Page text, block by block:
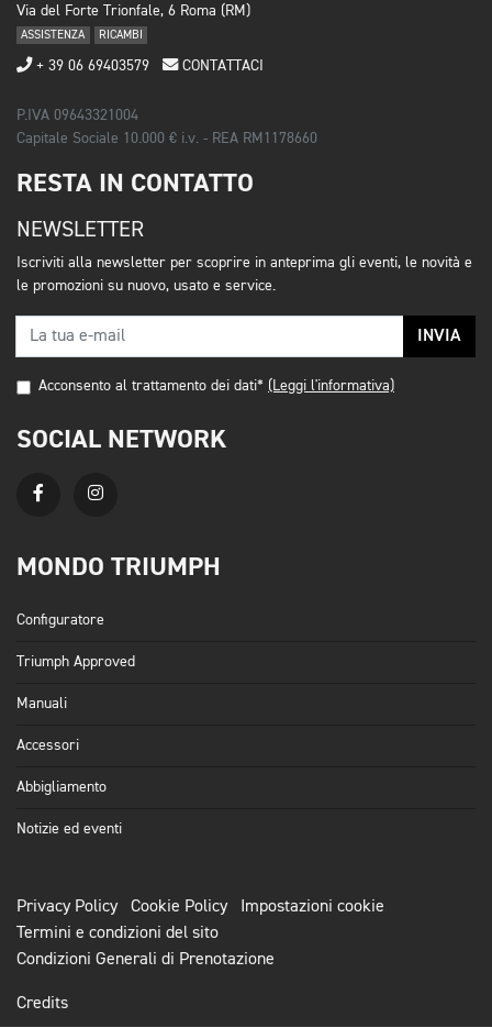
Via del Forte Trionfale, 6 Roma (RM)
ASSISTENZA RICAMBI
+ 39 06 69403579 CONTATTACI
P.IVA 09643321004
Capitale Sociale 10.000 € i.v. - REA RM1178660
RESTA IN CONTATTO
NEWSLETTER
Iscriviti alla newsletter per scoprire in anteprima gli eventi, le novità e
le promozioni su nuovo, usato e service.
INVIA
Acconsento al trattamento dei dati* (Leggi l'informativa)
SOCIAL NETWORK
MONDO TRIUMPH
Configuratore
Triumph Approved
Manuali
Accessori
Abbigliamento
Notizie ed eventi
Privacy Policy Cookie Policy
Impostazioni cookie
Termini e condizioni del sito
Condizioni Generali di Prenotazione
Credits